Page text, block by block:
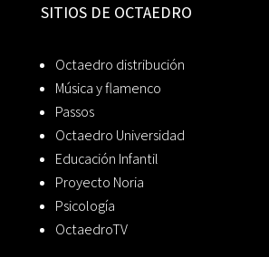
SITIOS DE OCTAEDRO
Octaedro distribución
Música y flamenco
Passos
Octaedro Universidad
Educación Infantil
Proyecto Noria
Psicología
OctaedroTV